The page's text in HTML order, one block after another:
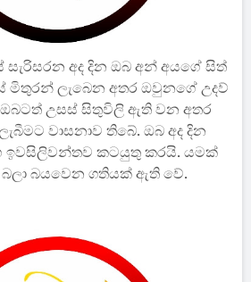
සැරිසරන අද දින ඔබ අන් අයගේ සිත්
මිතුරන් ලැබෙන අතර ඔවුනගේ උදව්
ඔබටත් උසස් සිතුවිලි ඇති වන අතර
වාසනාව ති‍බේ. ඔබ අද දින
ඉවසිලිවන්තව කටයුතු කරයි. යමක්
බලා බයවෙන ගතියක් ඇති වේ.